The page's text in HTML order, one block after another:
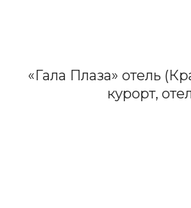
«Гала Плаза» отель
курорт,